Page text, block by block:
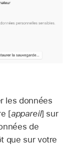
les données
[appareil] sur
de
que sur votre